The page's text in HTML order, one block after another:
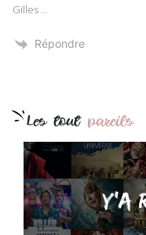
Gilles …
Répondre
Les tout pareils